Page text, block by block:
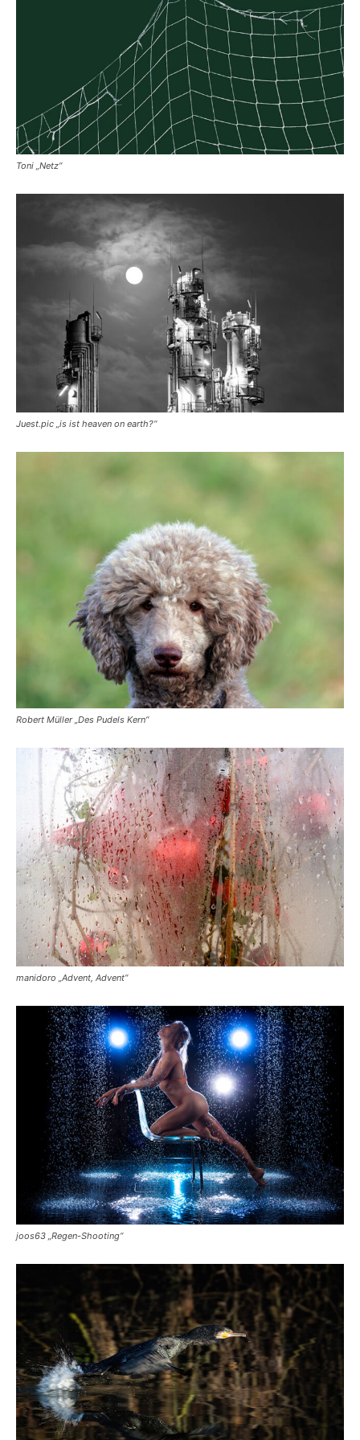
Toni „Netz“
Juest.pic „is ist heaven on earth?“
Robert Müller „Des Pudels Kern“
manidoro „Advent, Advent“
joos63 „Regen-Shooting“